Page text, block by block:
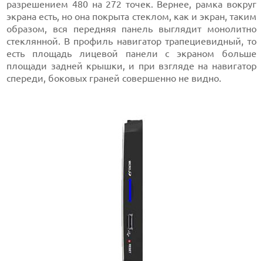
разрешением 480 на 272 точек. Вернее, рамка вокруг
экрана есть, но она покрыта стеклом, как и экран, таким
образом, вся передняя панель выглядит монолитно
стеклянной. В профиль навигатор трапециевидный, то
есть площадь лицевой панели с экраном больше
площади задней крышки, и при взгляде на навигатор
спереди, боковых граней совершенно не видно.